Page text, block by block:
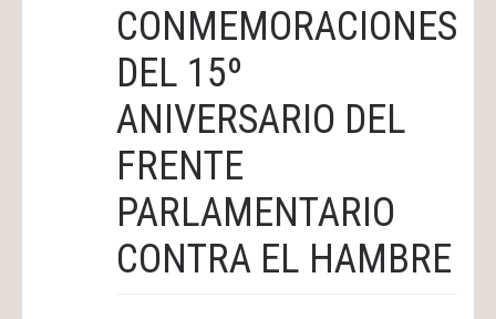
CONMEMORACIONES
DEL 15º
ANIVERSARIO DEL
FRENTE
PARLAMENTARIO
CONTRA EL HAMBRE